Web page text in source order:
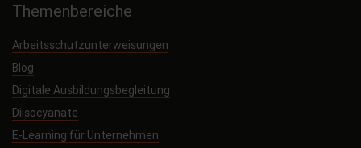
Themenbereiche
Arbeitsschutzunterweisungen
Blog
Digitale Ausbildungsbegleitung
Diisocyanate
E-Learning für Unternehmen